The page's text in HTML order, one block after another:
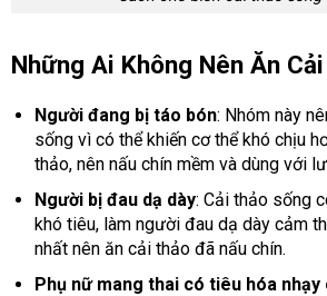
Những Ai Không Nên Ăn
Người đang bị táo bón: Nhóm này
sống vì có thể khiến cơ thể khó chịu
thảo, nên nấu chín mềm và dùng với
Người bị đau dạ dày: Cải thảo sống
khó tiêu, làm người đau dạ dày cảm
nhất nên ăn cải thảo đã nấu chín.
Phụ nữ mang thai có tiêu hóa nhạy